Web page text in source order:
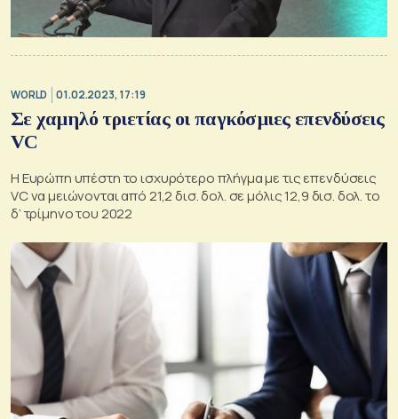
WORLD 01.02.2023, 17:19
Σε χαμηλό τριετίας οι παγκόσμιες επενδύσεις
VC
Η Ευρώπη υπέστη το ισχυρότερο πλήγμα με τις επενδύσεις
VC να μειώνονται από 21,2 δισ. δολ. σε μόλις 12,9 δισ. δολ. το
δ’ τρίμηνο του 2022